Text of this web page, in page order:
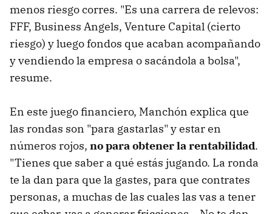
menos riesgo corres. "Es una carrera de relevos:
FFF, Business Angels, Venture Capital (cierto
riesgo) y luego fondos que acaban acompañando
y vendiendo la empresa o sacándola a bolsa",
resume.
En este juego financiero, Manchón explica que
las rondas son "para gastarlas" y estar en
números rojos, no para obtener la rentabilidad.
"Tienes que saber a qué estás jugando. La ronda
te la dan para que la gastes, para que contrates
personas, a muchas de las cuales las vas a tener